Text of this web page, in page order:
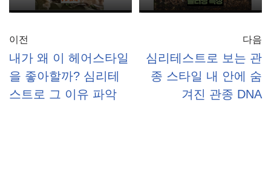
이전
내가 왜 이 헤어스타일
을 좋아할까? 심리테
스트로 그 이유 파악
다음
심리테스트로 보는 관
종 스타일 내 안에 숨
겨진 관종 DNA